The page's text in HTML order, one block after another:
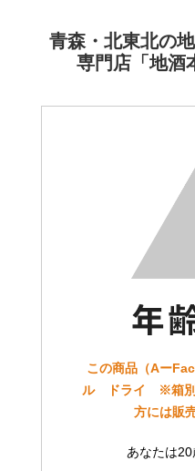
青森・北東北の
専門店「地酒
この商品（Aー
ル ドライ ※箱別
方には販
あなたは